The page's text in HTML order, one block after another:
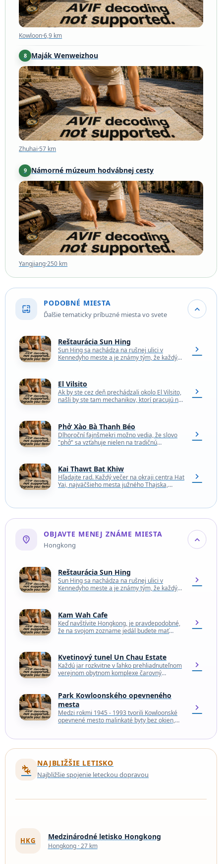
Kowloon·6,9 km
8 Maják Wenweizhou
Zhuhai·57 km
Zhuhai·57 km
9 Námorné múzeum hodvábnej cesty
Yangjiang·250 km
Yangjiang·250 km
wallpaper
PODOBNÉ MIESTA
Ďalšie tematicky príbuzné miesta vo svete expand_more
Reštaurácia Sun Hing
Sun Hing sa nachádza na rušnej ulici v
Kennedyho meste a je známy tým, že každý
chevron_right
El Vilsito
Ak by ste cez deň prechádzali okolo El Vilsito,
našli by ste tam mechanikov, ktorí pracujú na
chevron_right
Phở Xào Bà Thanh Béo
Dlhoroční fajnšmekri možno vedia, že slovo
"phở" sa vzťahuje nielen na tradičnú
chevron_right
Kai Thawt Bat Khiw
Hľadajte rad. Každý večer na okraji centra Hat
Yai, najväčšieho mesta južného Thajska,
chevron_right
not_listed_location
OBJAVTE MENEJ ZNÁME MIESTA
Hongkong expand_more
Reštaurácia Sun Hing
Sun Hing sa nachádza na rušnej ulici v
Kennedyho meste a je známy tým, že každý
chevron_right
Kam Wah Cafe
Keď navštívite Hongkong, je pravdepodobné,
že na svojom zozname jedál budete mať
chevron_right
Kvetinový tunel Un Chau Estate
Každú jar rozkvitne v ľahko prehliadnuteľnom
verejnom obytnom komplexe čarovný
Hongkongu.…
chevron_right
Park Kowloonského opevneného
mesta
Medzi rokmi 1945 - 1993 tvorili Kowloonské
opevnené mesto malinkaté byty bez okien,
chevron_right
connecting_airports
NAJBLIŽŠIE LETISKO
Najbližšie spojenie leteckou dopravou
HKG Medzinárodné letisko Hongkong
Hongkong · 27 km